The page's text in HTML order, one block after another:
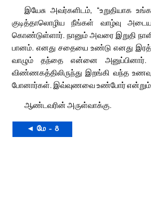
இயேசு அவர்களிடம், “உறுதியாக
குடித்தாலொழிய நீங்கள் வாழ்வு
கொண்டுள்ளார். நானும் அவரை இறுதி
பானம். எனது சதையை உண்டு எனது
வாழும் தந்தை என்னை
விண்ணகத்திலிருந்து இறங்கி வந்த
போனார்கள். இவ்வுணவை உண்போர் என்றும்
ஆண்டவரின் அருள்வாக்கு.
◄ மே – 8